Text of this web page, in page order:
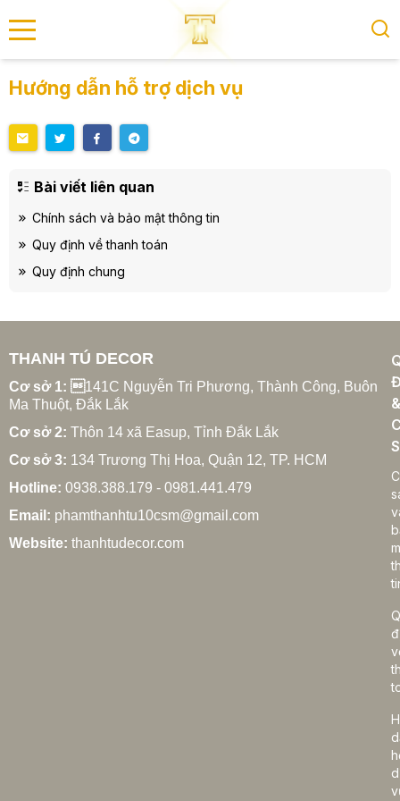
menu
Hướng dẫn hỗ trợ dịch vụ
Bài viết liên quan
Chính sách và bảo mật thông tin
Quy định về thanh toán
Quy định chung
THANH TÚ DECOR
Cơ sở 1: 141C Nguyễn Tri Phương, Thành Công, Buôn
Ma Thuột, Đắk Lắk
Cơ sở 2: Thôn 14 xã Easup, Tỉnh Đắk Lắk
Cơ sở 3: 134 Trương Thị Hoa, Quận 12, TP. HCM
Hotline: 0938.388.179 - 0981.441.479
Email: phamthanhtu10csm@gmail.com
Website: thanhtudecor.com
&